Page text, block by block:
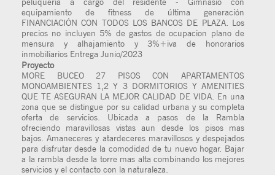
equipamiento de fitness de última generación
FINANCIACIÓN CON TODOS LOS BANCOS DE PLAZA. Los
precios no incluyen 5% de gastos de ocupacion plano de
mensura y alhajamiento y 3%+iva de honorarios
inmobiliarios Entrega Junio/2023
Proyecto
MORE BUCEO 27 PISOS CON APARTAMENTOS
MONOAMBIENTES 1,2 Y 3 DORMITORIOS Y AMENITIES
QUE TE ASEGURAN LA MEJOR CALIDAD DE VIDA. En una
zona que se distingue por su calidad urbana y su completa
oferta de servicios. Ubicada a pasos de la Rambla
ofreciendo maravillosas vistas aun desde los pisos mas
bajos. Amaneceres y atardeceres maravillosos y despejados
para disfrutar desde la comodidad de tu nuevo hogar. Bajar
a la rambla desde la torre mas alta combinando los mejores
servicios y el contacto con la naturaleza.